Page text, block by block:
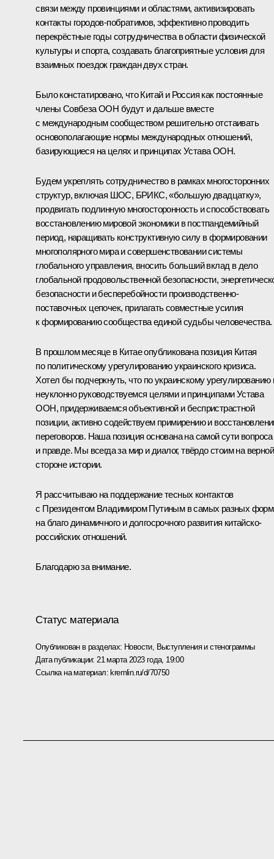
связи между провинциями и областями, активизировать
контакты городов-побратимов, эффективно проводить
перекрёстные годы сотрудничества в области физической
культуры и спорта, создавать благоприятные условия для
взаимных поездок граждан двух стран.
Было констатировано, что Китай и Россия как постоянные
члены Совбеза ООН будут и дальше вместе
с международным сообществом решительно отстаивать
основополагающие нормы международных отношений,
базирующиеся на целях и принципах Устава ООН.
Будем укреплять сотрудничество в рамках многосторонних
структур, включая ШОС, БРИКС, «большую двадцатку»,
продвигать подлинную многосторонность и способствовать
восстановлению мировой экономики в постпандемийный
период, наращивать конструктивную силу в формировании
многополярного мира и совершенствовании системы
глобального управления, вносить больший вклад в дело
глобальной продовольственной безопасности,
безопасности и бесперебойности производственно-
поставочных цепочек, прилагать совместные усилия
к формированию сообщества единой судьбы человечества.
В прошлом месяце в Китае опубликована позиция Китая
по политическому урегулированию украинского кризиса.
Хотел бы подчеркнуть, что по украинскому
неуклонно руководствуемся целями и принципами Устава
ООН, придерживаемся объективной и беспристрастной
позиции, активно содействуем примирению и
переговоров. Наша позиция основана на самой сути вопроса
и правде. Мы всегда за мир и диалог, твёрдо стоим на верной
стороне истории.
Я рассчитываю на поддержание тесных контактов
с Президентом Владимиром Путиным в самых разных
на благо динамичного и долгосрочного развития китайско-
российских отношений.
Благодарю за внимание.
Статус материала
Опубликован в разделах: Новости, Выступления и стенограммы
Дата публикации: 21 марта 2023 года, 19:00
Ссылка на материал: kremlin.ru/d/70750